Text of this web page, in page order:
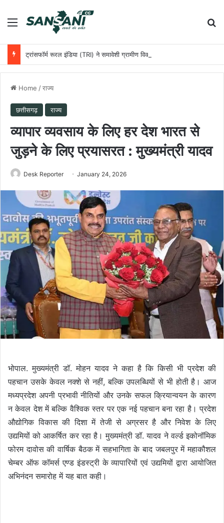
Menu
Home /राज्य
छत्तीसगढ़ राज्य
व्यापार व्यवसाय के लिए हर देश भारत से
जुड़ने के लिए प्रयासरत : मुख्यमंत्री यादव
Desk Reporter January 24, 2026
भोपाल. मुख्यमंत्री डॉ. मोहन यादव ने कहा है कि किसी भी प्रदेश की
पहचान उसके केवल नक्शे से नहीं, बल्कि उपलब्धियों से भी होती है। आज
मध्यप्रदेश अपनी प्रभावी नीतियों और उनके सफल क्रियान्वयन के कारण
न केवल देश में बल्कि वैश्विक स्तर पर एक नई पहचान बना रहा है। प्रदेश
औद्योगिक विकास की दिशा में तेजी से अग्रसर है और निवेश के लिए
उद्यमियों को आकर्षित कर रहा है। मुख्यमंत्री डॉ. यादव ने वर्ल्ड इकोनॉमिक
फोरम दावोस की वार्षिक बैठक में सहभागिता के बाद जबलपुर में महाकौशल
चेम्बर ऑफ कॉमर्स एण्ड इंडस्ट्री के व्यापारियों एवं उद्यमियों द्वारा आयोजित
अभिनंदन समारोह में यह बात कही।